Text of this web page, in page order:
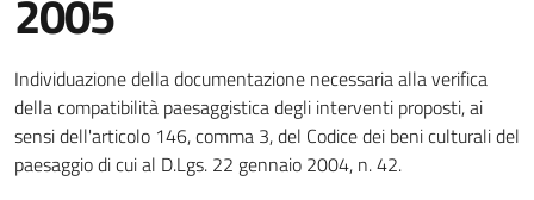
2005
Dettagli del documento
Individuazione della documentazione necessaria alla verifica
della compatibilità paesaggistica degli interventi proposti, ai
sensi dell'articolo 146, comma 3, del Codice dei beni culturali del
paesaggio di cui al D.Lgs. 22 gennaio 2004, n. 42.